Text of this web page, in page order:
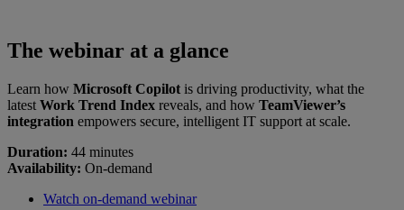
The webinar at a glance
Learn how Microsoft Copilot is driving productivity, what the
latest Work Trend Index reveals, and how TeamViewer’s
integration empowers secure, intelligent IT support at scale.
Duration: 44 minutes
Availability: On-demand
Watch on-demand webinar